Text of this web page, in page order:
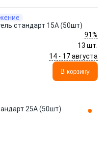
стандарт 15A (50шт)
91%
13 шт.
14 - 17 августа
В корзину
25A (50шт)